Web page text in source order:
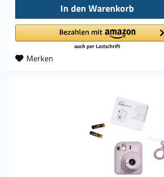
In den Warenkorb
Merken